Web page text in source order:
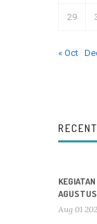
29
« Oct
Aug 01